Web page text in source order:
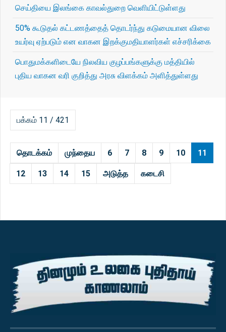
செய்தியை இலங்கை காவல்துறை வெளியிட்டுள்ளது
50% கூடுதல் கட்டணத்தைத் தொடர்ந்து கடுமையான விலை
உயர்வு ஏற்படும் என வாகன இறக்குமதியாளர்கள் எச்சரிக்கை
பொதுமக்களிடையே நிலவிய குழப்பங்களுக்கு மத்தியில்
புதிய வாகன வரி குறித்து அரசு விளக்கம் அளித்துள்ளது
பக்கம் 11 / 421
தொடக்கம் முந்தைய 6 7 8 9 10 11
12 13 14 15 அடுத்த கடைசி